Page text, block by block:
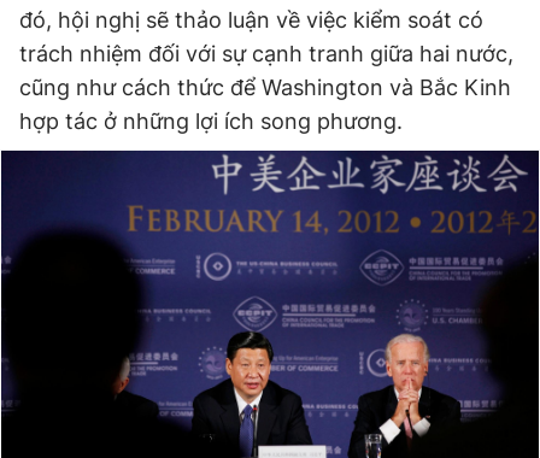
Đọc Thanh Niên trên điện thoại
Theo dõi báo trên
0908 780 404
Quảng cáo RSS Tòa soạn Chính sách bảo
Tổng biên tập: Nguyễn Ngọc Toàn
Phó tổng biên tập thường trực: Hải Thành
đó, hội nghị sẽ thảo luận về việc kiểm soát có
trách nhiệm đối với sự cạnh tranh giữa hai nước,
cũng như cách thức để Washington và Bắc Kinh
hợp tác ở những lợi ích song phương.